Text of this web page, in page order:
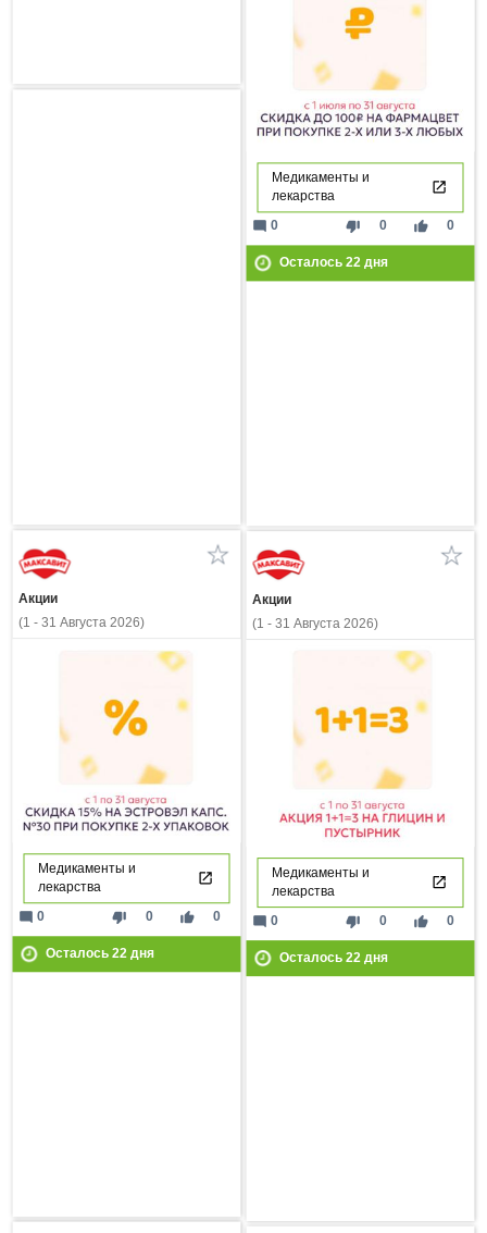
Медикаменты и
лекарства
thumb_down 0 thumb_up 0
mode_comment 0
Осталось 22дня
Акции
(1 - 31 Августа 2026)
Медикаменты и
лекарства
thumb_down 0 thumb_up 0
mode_comment 0
Осталось 22 дня
Акции
(1 - 31 Августа 2026)
Медикаменты и
лекарства
thumb_down 0 thumb_up 0
mode_comment 0
Осталось 22дня